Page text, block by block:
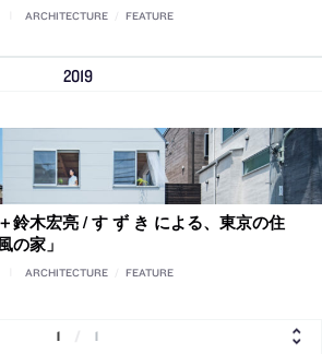
ARCHITECTURE FEATURE
2019
鈴木宏亮 / す ず き による、東京の住
の家」
ARCHITECTURE FEATURE
1 1